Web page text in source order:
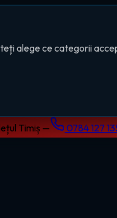
alege ce categorii
Timiș — 0784 127